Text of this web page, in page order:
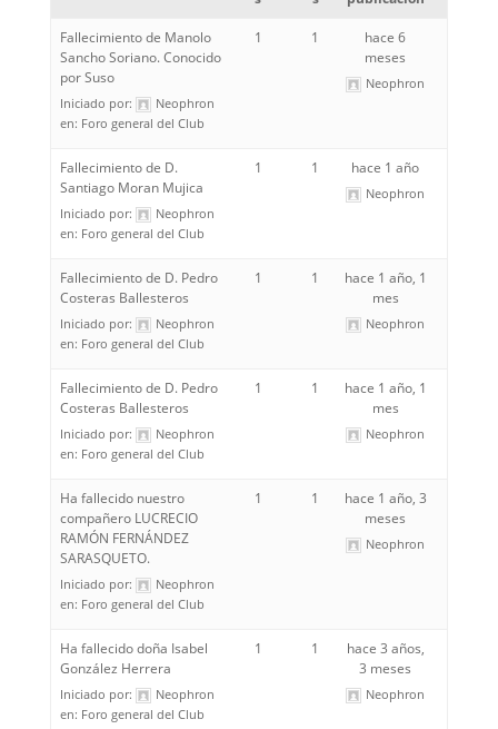
Fallecimiento de Manolo
Sancho Soriano. Conocido
por Suso
Iniciado por:
Neophron
en: Foro general del Club
1 1
hace 6
meses
Neophron
Fallecimiento de D.
Santiago Moran Mujica
Iniciado por:
Neophron
en: Foro general del Club
1 1 hace 1 año
Neophron
Fallecimiento de D. Pedro
Costeras Ballesteros
Iniciado por:
Neophron
en: Foro general del Club
1 1
hace 1 año, 1
mes
Neophron
Fallecimiento de D. Pedro
Costeras Ballesteros
Iniciado por:
Neophron
en: Foro general del Club
1 1
hace 1 año, 1
mes
Neophron
Ha fallecido nuestro
compañero LUCRECIO
RAMÓN FERNÁNDEZ
SARASQUETO.
Iniciado por:
Neophron
en: Foro general del Club
1 1
hace 1 año, 3
meses
Neophron
Ha fallecido doña Isabel
González Herrera
Iniciado por:
Neophron
en: Foro general del Club
1 1
hace 3 años,
3 meses
Neophron